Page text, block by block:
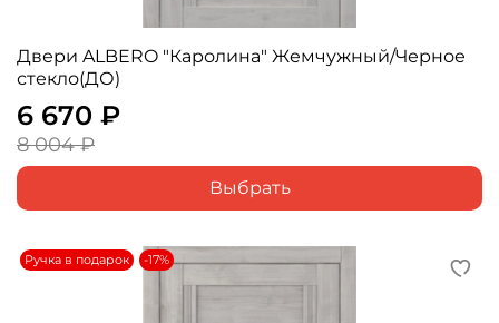
Двери ALBERO "Каролина" Жемчужный/Черное
стекло(ДО)
6 670 ₽
8 004 ₽
Выбрать
Ручка в подарок -17%